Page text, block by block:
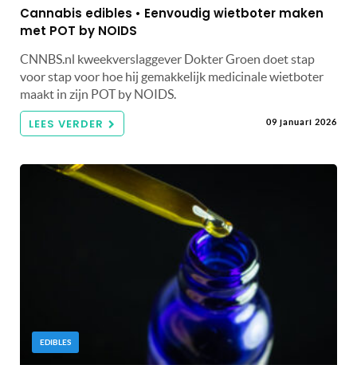
Cannabis edibles • Eenvoudig wietboter maken
met POT by NOIDS
CNNBS.nl kweekverslaggever Dokter Groen doet stap
voor stap voor hoe hij gemakkelijk medicinale wietboter
maakt in zijn POT by NOIDS.
LEES VERDER 09 januari 2026
EDIBLES